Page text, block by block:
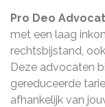
Pro Deo
met een laag
rechtsbijstand,
Deze advocaten
gereduceerde
afhankelijk van